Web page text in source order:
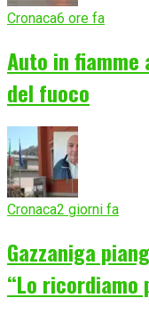
Cronaca6 ore fa
Auto in fiamme
del fuoco
Cronaca2 giorni fa
Gazzaniga
“Lo ricordiamo